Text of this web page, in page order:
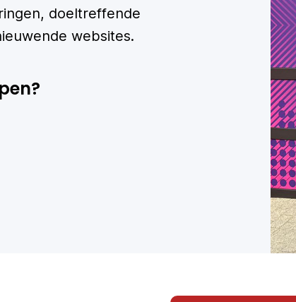
doeltreffende
websites.